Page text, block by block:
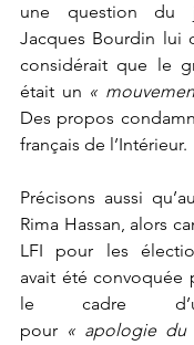
une question du
Jacques Bourdin lui
considérait que le
était un
Des propos
français de l’Intérieur.
Précisons aussi
Rima Hassan, alors
LFI pour les
avait été convoquée
le cadre
pour « apologie du